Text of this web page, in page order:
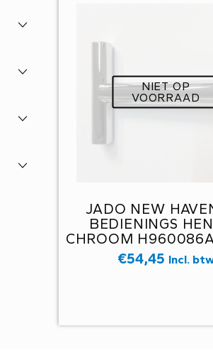
NIET OP
VOORRAAD
JADO NEW
BEDIENINGS
CHROOM
€54,45 Incl.